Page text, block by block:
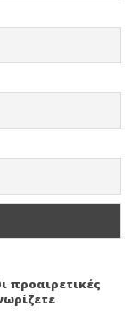
προαιρετικές